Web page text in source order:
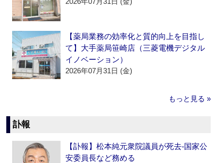
【薬局業務の効率化と質的向上を目指し
て】大手薬局笹崎店（三菱電機デジタル
イノベーション）
2026年07月31日 (金)
もっと見る »
訃報
【訃報】松本純元衆院議員が死去‐国家公
安委員長など務める